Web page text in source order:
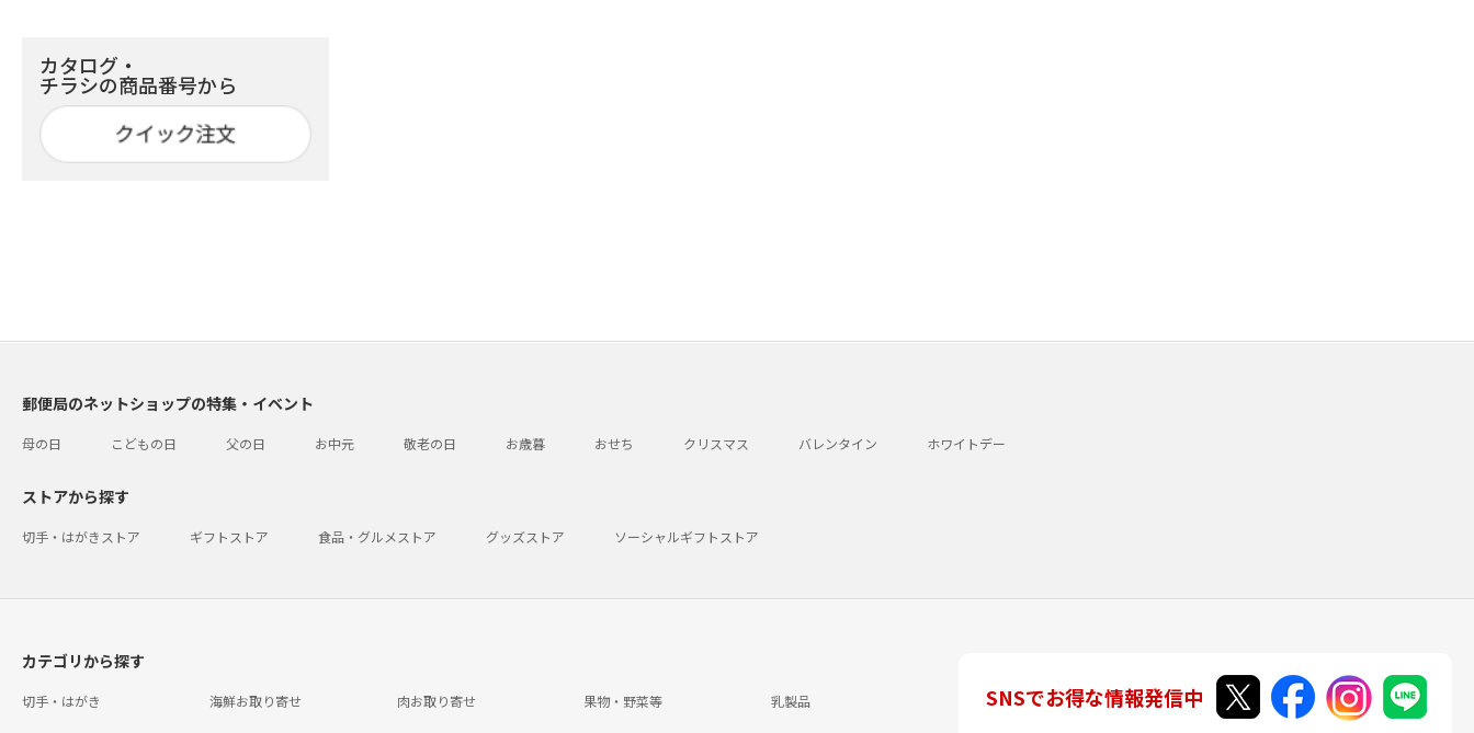
カタログ・
チラシの商品番号から
郵便局のネットショップの特集・イベント
母の日 こどもの日 父の日 お中元 敬老の日 お歳暮 おせち クリスマス バレンタイン ホワイトデー
ストアから探す
切手・はがきストア ギフトストア 食品・グルメストア グッズストア ソーシャルギフトストア
カテゴリから探す
切手・はがき 海鮮お取り寄せ 肉お取り寄せ 果物・野菜等 乳製品 SNSでお得な情報発信中